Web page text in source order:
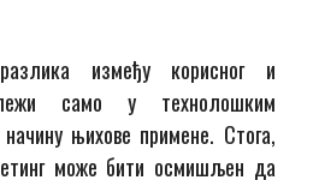
између корисног и
само у технолошким
њихове примене. Стога,
може бити осмишљен да